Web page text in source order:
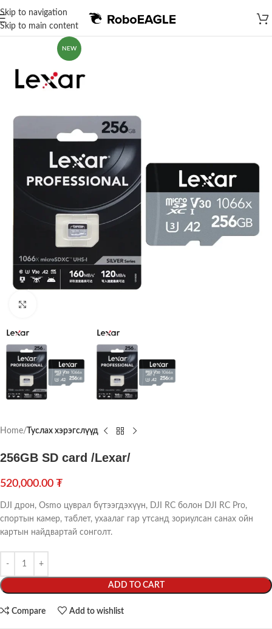
Skip to navigation
Skip to main content
NEW
Home Туслах хэрэгслүүд
256GB SD card /Lexar/
520,000.00 ₮
DJI дрон, Osmo цуврал бүтээгдэхүүн, DJI RC болон DJI RC Pro,
спортын камер, таблет, ухаалаг гар утсанд зориулсан санах ойн
картын найдвартай сонголт.
ADD TO CART
Compare Add to wishlist